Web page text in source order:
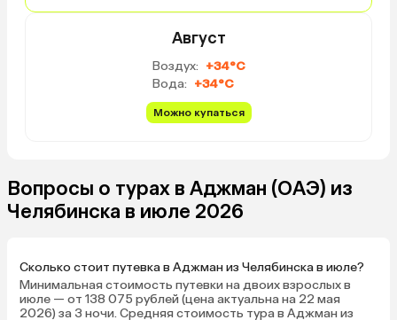
Август
Воздух: +34°C
Вода: +34°C
Можно купаться
Вопросы о турах в Аджман (ОАЭ) из
Челябинска в июле 2026
Сколько стоит путевка в Аджман из Челябинска в июле?
Минимальная стоимость путевки на двоих взрослых в
июле — от 138 075 рублей (цена актуальна на 22 мая
2026) за 3 ночи. Средняя стоимость тура в Аджман из